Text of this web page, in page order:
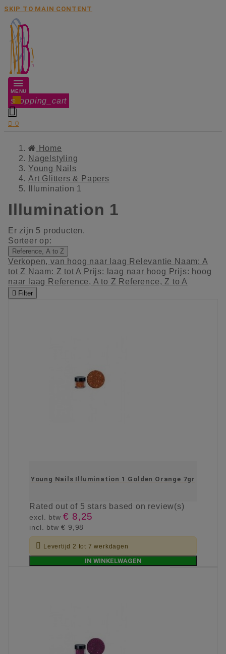
SKIP TO MAIN CONTENT
MENU
shopping_cart
0

 0
Home
Nagelstyling
Young Nails
Art Glitters & Papers
Illumination 1
Illumination 1
Er zijn 5 producten.
Sorteer op:
Reference, A to Z
Verkopen, van hoog naar laag Relevantie Naam: A
tot Z Naam: Z tot A Prijs: laag naar hoog Prijs: hoog
naar laag Reference, A to Z Reference, Z to A
 Filter
Young Nails Illumination 1 Golden Orange 7gr
Ratedout of 5 stars based on review(s)
excl. btw€ 8,25
incl. btw€ 9,98
 Levertijd 2 tot 7 werkdagen
IN WINKELWAGEN